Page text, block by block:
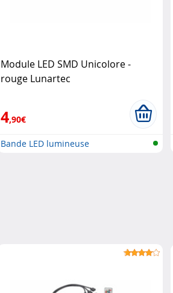
Module LED SMD Unicolore -
rouge Lunartec
4,90€
Bande LED lumineuse